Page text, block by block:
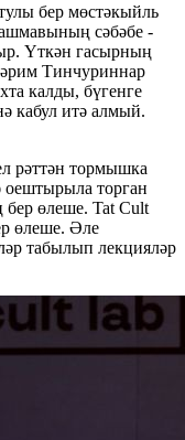
бер мөстәкыйль
сәбәбе -
Үткән гасырның
Тинчуриннар
калды, бүгенге
кабул итә алмый.
рәттән тормышка
оештырыла торган
бер өлеше. Tat Cult
өлеше. Әле
табылып лекцияләр